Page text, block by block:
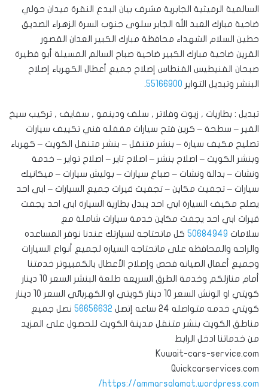
السالمية الرميثية الجابرية مشرف بيان البدع النقرة ميدان حولي
ضاحية مبارك العبد الله الجابر سلوى جنوب السرة الزهراء الصديق
حطين السلام الشهداء محافظة مبارك الكبير العدان القصور
القرين ضاحية مبارك الكبير ضاحية صباح السالم المسيلة أبو فطيرة
صبحان الفنيطيس الفنطاس إصلاح جميع أعطال الكهرباء إصلاح
البنشر وتبديل التواير 55166900
.
تبديل : بطاريات , زيوت وفلاتر , سلف ودينمو , سفايف , تركيب سيخ
القير – سطحة – كرين فتح سيارات مقفله فني تكييف سيارات
تصليح مكيف سيارة – بنشر متنقل – بنشر متنقل الكويت – كهرباء
وبنشر الكويت – اصلاح بنشر – اصلاح تاير – اصلاح تواير – خدمة
ونشات – بدالة ونشات – صباغ سيارات – بوليش سيارات – ميكانيك
سيارات – تجفيت مكاين – تجفيت قيرات جميع السيارات – ابي احد
يصلح مكيف السيارة ابي احد يبدل بطارية السيارة ابي احد يجفت
قيرات ابي احد يجفت مكاين خدمة سيارات شاملة مع
سلامات 50684949 كل ماتحتاجه لسيارتك عندنا نوفر المساعده
والراحه والمحافظه على ماتحتاجه السياره لجميع أنواع السيارات
وجميع أعمال الصيانه فحص وإصلاح الأعطال بالكمبيوتر خدمتنا
أمام منازلكم وخدمة الطرق السريعه طلعة البنشر السعر 10 دينار
كويتي او الونش السعر 10 دينار كويتي او الكهربائي السعر 10 دينار
كويتي خدمه متواصله 24 ساعه إتصل
56656632 نصل جميع
مناطق الكويت بنشر متنقل مدينة الكويت للحصول على المزيد
من خدماتنا ادخل الرابط
Kuwait-cars-service.com
Quickcarservices.com
https://ammarsalamat.wordpress.com/